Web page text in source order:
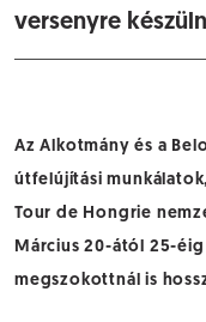
versenyre
Az Alkotmány és a
útfelújítási
Tour de Hongrie
Március 20-ától 25-
megszokottnál is